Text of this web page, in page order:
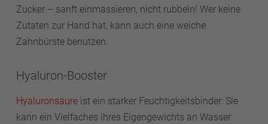
Zucker – sanft einmassieren, nicht rubbeln! Wer keine
Zutaten zur Hand hat, kann auch eine weiche
Zahnbürste benutzen.
Hyaluron-Booster
Hyaluronsäure ist ein starker Feuchtigkeitsbinder: Sie
kann ein Vielfaches ihres Eigengewichts an Wasser